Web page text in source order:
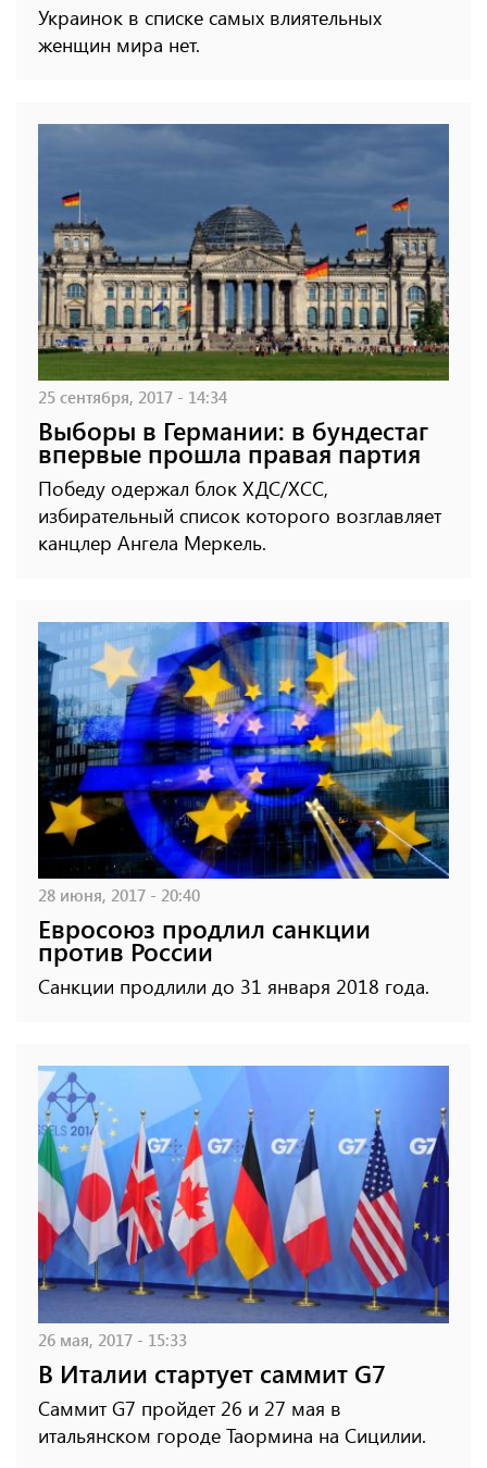
Украинок в списке самых влиятельных
женщин мира нет.
25 сентября, 2017 - 14:34
Выборы в Германии: в бундестаг
впервые прошла правая партия
Победу одержал блок ХДС/ХСС,
избирательный список которого возглавляет
канцлер Ангела Меркель.
28 июня, 2017 - 20:40
Евросоюз продлил санкции
против России
Санкции продлили до 31 января 2018 года.
26 мая, 2017 - 15:33
В Италии стартует саммит G7
Саммит G7 пройдет 26 и 27 мая в
итальянском городе Таормина на Сицилии.